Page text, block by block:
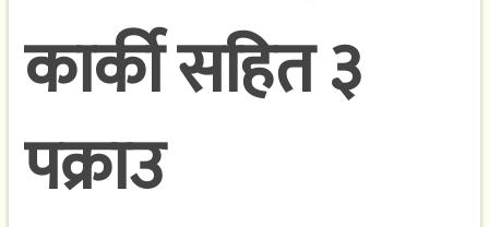
कार्की सहित ३
पक्राउ